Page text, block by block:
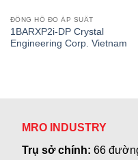
ĐỒNG HỒ ĐO ÁP SUẤT
1BARXP2i-DP Crystal
Engineering Corp. Vietnam
MRO INDUSTRY
Trụ sở chính:66